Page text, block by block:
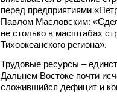
перед предприятиями
Павлом Масловским:
не столько в масштабах
Тихоокеанского региона».
Трудовые ресурсы –
Дальнем Востоке почти
сложившийся дефицит и